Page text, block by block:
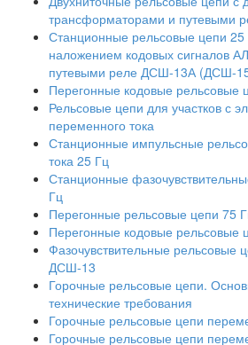
трансформаторами и путевыми
Станционные рельсовые цепи
наложением кодовых сигналов
путевыми реле ДСШ-13А (ДСШ-
Перегонные кодовые рельсовые
Рельсовые цепи для участков с
переменного тока
Станционные импульсные
тока 25 Гц
Станционные
Гц
Перегонные рельсовые цепи 75
Перегонные кодовые рельсовые
Фазочувствительные рельсовые
ДСШ-13
Горочные рельсовые цепи.
технические требования
Горочные рельсовые цепи
Горочные рельсовые цепи